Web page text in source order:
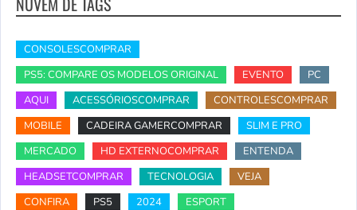
CONSOLESCOMPRAR
PS5: COMPARE OS MODELOS ORIGINAL
EVENTO
PC
AQUI
ACESSÓRIOSCOMPRAR
CONTROLESCOMPRAR
MOBILE
CADEIRA GAMERCOMPRAR
SLIM E PRO
MERCADO
HD EXTERNOCOMPRAR
ENTENDA
HEADSETCOMPRAR
TECNOLOGIA
VEJA
CONFIRA
PS5 2024 ESPORT